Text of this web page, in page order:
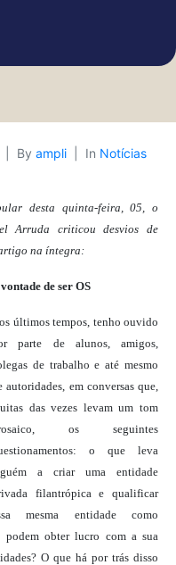
By ampli In Notícias
desta quinta-feira, 05, o
Arruda criticou desvios de
na íntegra:
de ser OS
últimos tempos, tenho ouvido
parte de alunos, amigos,
de trabalho e até mesmo
autoridades, em conversas que,
das vezes levam um tom
os seguintes
o que leva
a criar uma entidade
filantrópica e qualificar
mesma entidade como
podem obter lucro com a sua
O que há por trás disso